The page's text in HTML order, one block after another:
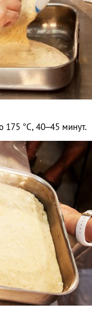
175 °С, 40–45 минут.